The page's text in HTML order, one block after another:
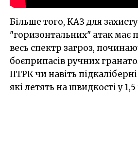
Більше того, КАЗ для
"горизонтальних" атак має
весь спектр загроз,
боєприпасів ручних
ПТРК чи навіть
які летять на швидкості у